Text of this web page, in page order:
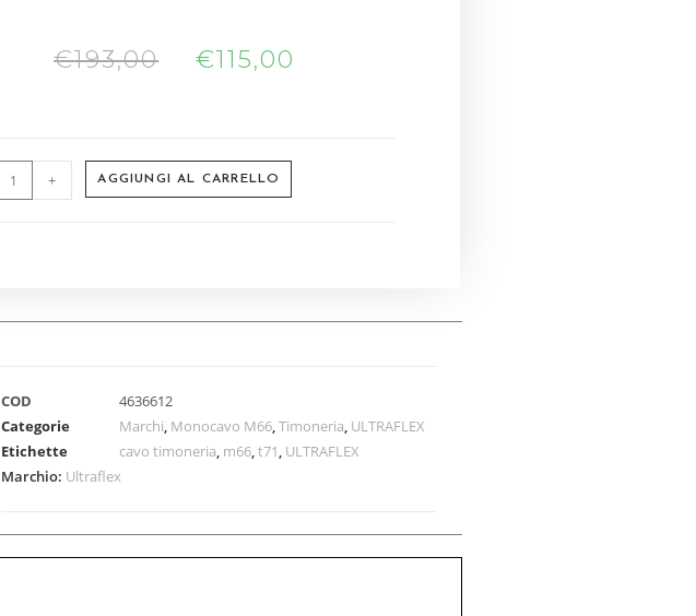
€193,00 €115,00
+ AGGIUNGI AL CARRELLO
COD
4636612
Categorie
Marchi, Monocavo M66,Timoneria, ULTRAFLEX
Etichette
cavo timoneria, m66,t71, ULTRAFLEX
Marchio: Ultraflex